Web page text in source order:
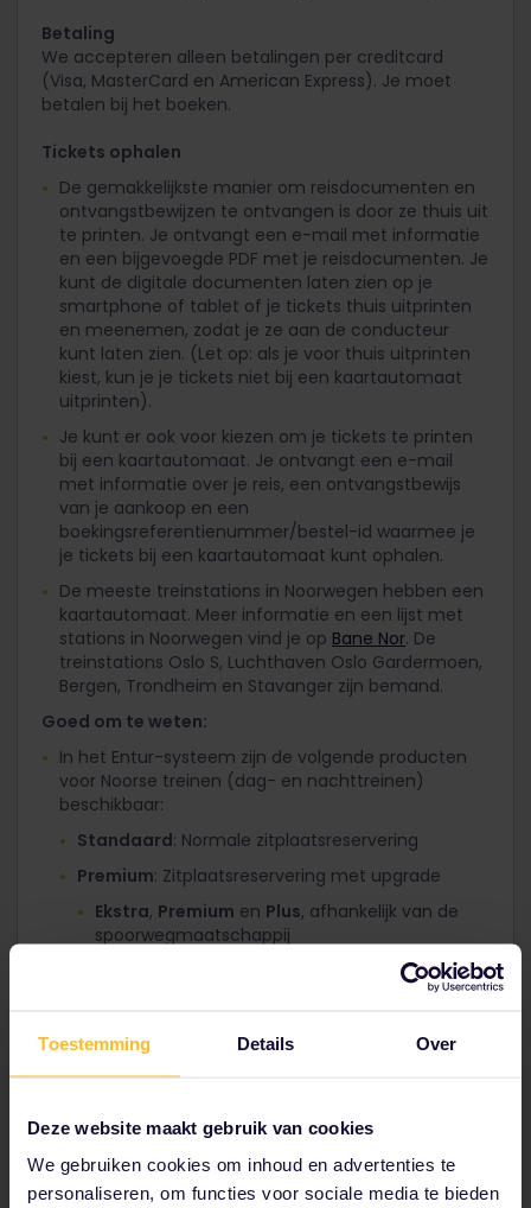
Toestemming Details Over
Deze website maakt gebruik van cookies
We gebruiken cookies om inhoud en advertenties te
personaliseren, om functies voor sociale media te bieden
Betaling
We accepteren alleen betalingen per creditcard
(Visa, MasterCard en American Express). Je moet
betalen bij het boeken.
Tickets ophalen
De gemakkelijkste manier om reisdocumenten en
ontvangstbewijzen te ontvangen is door ze thuis uit
te printen. Je ontvangt een e-mail met informatie
en een bijgevoegde PDF met je reisdocumenten. Je
kunt de digitale documenten laten zien op je
smartphone of tablet of je tickets thuis uitprinten
en meenemen, zodat je ze aan de conducteur
kunt laten zien. (Let op: als je voor thuis uitprinten
kiest, kun je je tickets niet bij een kaartautomaat
uitprinten).
Je kunt er ook voor kiezen om je tickets te printen
bij een kaartautomaat. Je ontvangt een e-mail
met informatie over je reis, een ontvangstbewijs
van je aankoop en een
boekingsreferentienummer/bestel-id waarmee je
je tickets bij een kaartautomaat kunt ophalen.
De meeste treinstations in Noorwegen hebben een
kaartautomaat. Meer informatie en een lijst met
stations in Noorwegen vind je op Bane Nor. De
treinstations Oslo S, Luchthaven Oslo Gardermoen,
Bergen, Trondheim en Stavanger zijn bemand.
Goed om te weten:
In het Entur-systeem zijn de volgende producten
voor Noorse treinen (dag- en nachttreinen)
beschikbaar:
Standaard: Normale zitplaatsreservering
Premium: Zitplaatsreservering met upgrade
Ekstra, Premium en Plus, afhankelijk van de
spoorwegmaatschappij
Hvile Natt: 6-persoonscoupé. Alleen VY Tog AS
Sove: Tweepersoons- of